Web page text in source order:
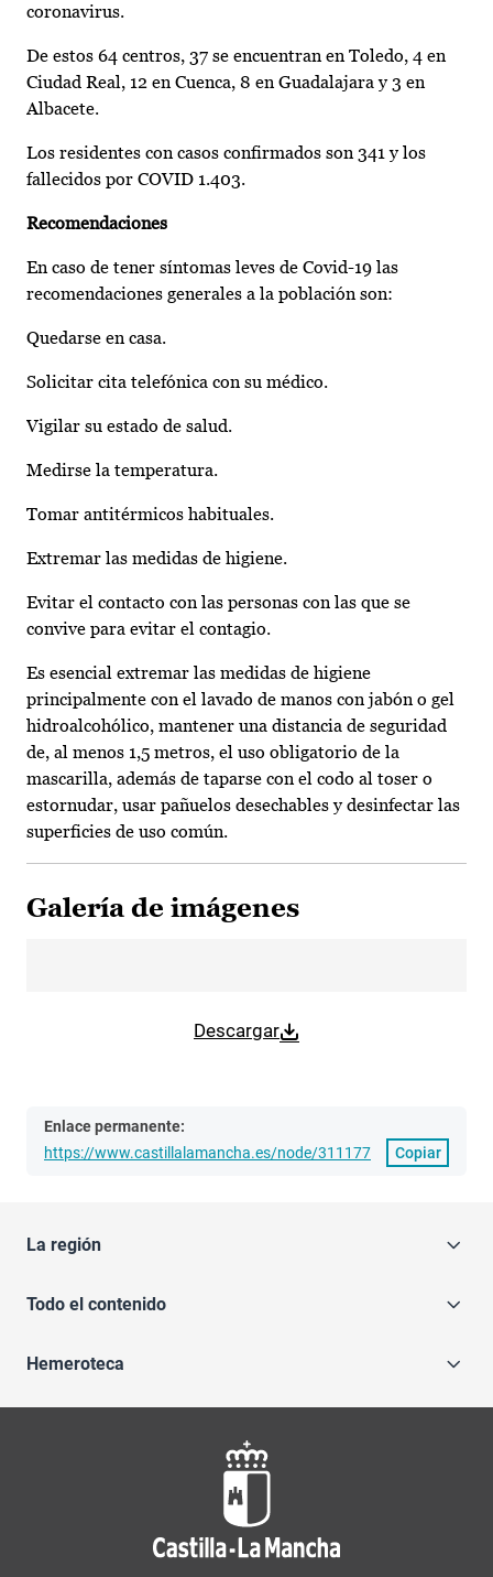
coronavirus.
De estos 64 centros, 37 se encuentran en Toledo, 4 en
Ciudad Real, 12 en Cuenca, 8 en Guadalajara y 3 en
Albacete.
Los residentes con casos confirmados son 341 y los
fallecidos por COVID 1.403.
Recomendaciones
En caso de tener síntomas leves de Covid-19 las
recomendaciones generales a la población son:
Quedarse en casa.
Solicitar cita telefónica con su médico.
Vigilar su estado de salud.
Medirse la temperatura.
Tomar antitérmicos habituales.
Extremar las medidas de higiene.
Evitar el contacto con las personas con las que se
convive para evitar el contagio.
Es esencial extremar las medidas de higiene
principalmente con el lavado de manos con jabón o gel
hidroalcohólico, mantener una distancia de seguridad
de, al menos 1,5 metros, el uso obligatorio de la
mascarilla, además de taparse con el codo al toser o
estornudar, usar pañuelos desechables y desinfectar las
superficies de uso común.
Galería de imágenes
Descargar
Enlace permanente:
https://www.castillalamancha.es/node/311177
Copiar
La región
Todo el contenido
Hemeroteca